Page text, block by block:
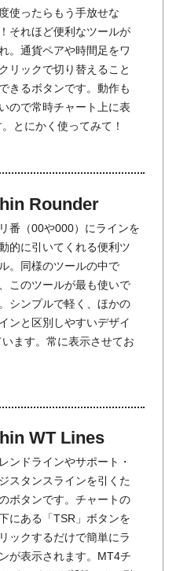
使ったらもう手放せな
それほど便利なツールが
。通貨ペアや時間足をワ
リックで切り替えること
きるボタンです。動作も
ので常時チャート上に表
とにかく使ってみて！
Rounder
番（00や000）にラインを
的に引いてくれる便利ツ
。同様のツールの中で
このツールが最も使いで
シンプルで軽く、ほかの
ンと区別しやすいデザイ
ます。常に表示させてお
WT Lines
レンドラインやサポート・
スタンスラインを引くた
ボタンです。チャートの
にある「TSR」ボタンを
ックするだけで簡単にラ
が表示されます。MT4チ